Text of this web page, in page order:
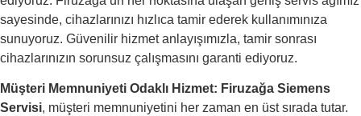
sayesinde, cihazlarınızı hızlıca tamir ederek kullanımınıza
sunuyoruz. Güvenilir hizmet anlayışımızla, tamir sonrası
cihazlarınızın sorunsuz çalışmasını garanti ediyoruz.
Müşteri Memnuniyeti Odaklı Hizmet: Firuzağa Siemens
Servisi, müşteri memnuniyetini her zaman en üst sırada tutar.